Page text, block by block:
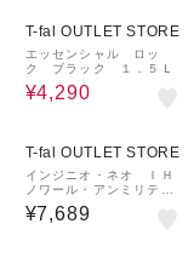
T-fal OUTLET STORE
エッセンシャル ロッ
ク ブラック １．５Ｌ
¥4,290
T-fal OUTLET STORE
インジニオ・ネオ ＩＨ
ノワール・アンミリテッ
ド フライパン２６㎝
¥7,689